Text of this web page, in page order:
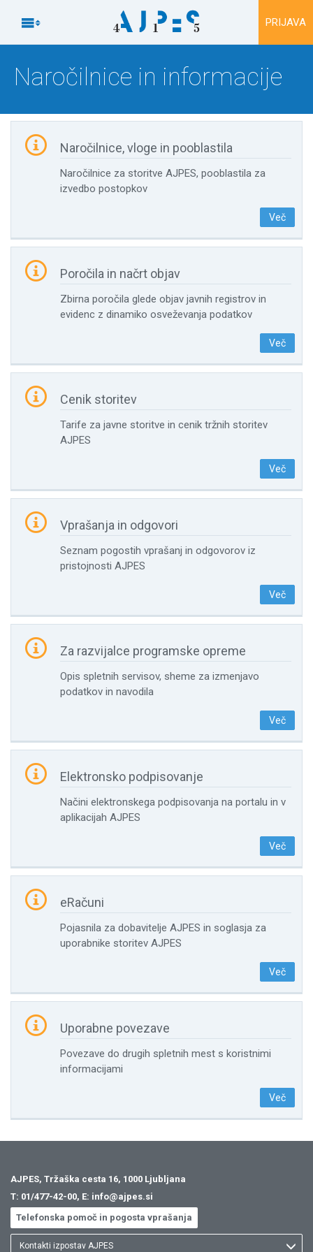
Na vsebino
 PRIJAVA
Naročilnice in informacije
 Naročilnice, vloge in pooblastila
Naročilnice za storitve AJPES, pooblastila za
izvedbo postopkov
Več
 Poročila in načrt objav
Zbirna poročila glede objav javnih registrov in
evidenc z dinamiko osveževanja podatkov
Več
 Cenik storitev
Tarife za javne storitve in cenik tržnih storitev
AJPES
Več
 Vprašanja in odgovori
Seznam pogostih vprašanj in odgovorov iz
pristojnosti AJPES
Več
 Za razvijalce programske opreme
Opis spletnih servisov, sheme za izmenjavo
podatkov in navodila
Več
 Elektronsko podpisovanje
Načini elektronskega podpisovanja na portalu in v
aplikacijah AJPES
Več
 eRačuni
Pojasnila za dobavitelje AJPES in soglasja za
uporabnike storitev AJPES
Več
 Uporabne povezave
Povezave do drugih spletnih mest s koristnimi
informacijami
Več
AJPES, Tržaška cesta 16, 1000 Ljubljana
T: 01/477-42-00, E: info@ajpes.si
Telefonska pomoč in pogosta vprašanja
Kontakti izpostav AJPES